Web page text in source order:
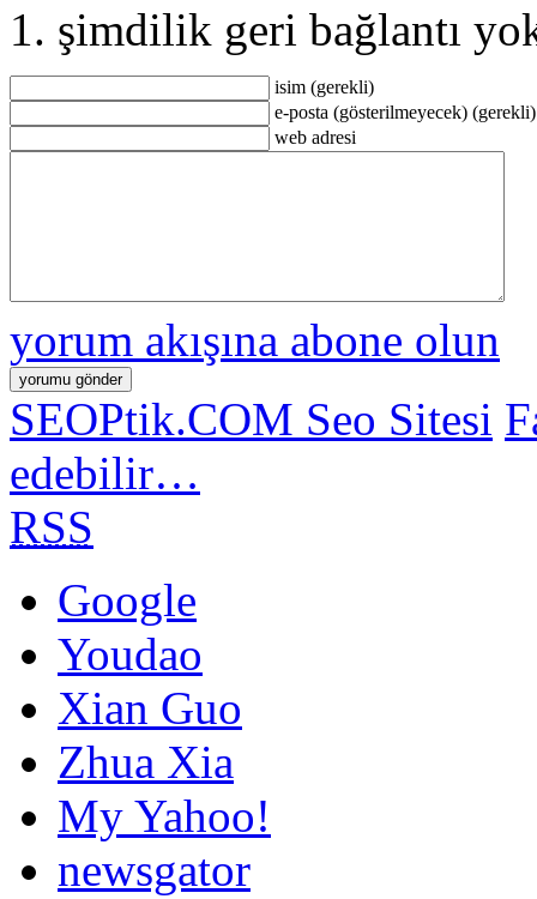
şimdilik geri bağlantı
isim (gerekli)
e-posta (gösterilmeyecek) (gerekli)
web adresi
yorum akışına abone olun
SEOPtik.COM Seo Sitesi
edebilir…
RSS
Google
Youdao
Xian Guo
Zhua Xia
My Yahoo!
newsgator